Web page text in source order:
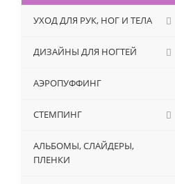
УХОД ДЛЯ РУК, НОГ И ТЕЛА
ДИЗАЙНЫ ДЛЯ НОГТЕЙ
АЭРОПУФФИНГ
СТЕМПИНГ
АЛЬБОМЫ, СЛАЙДЕРЫ,
ПЛЕНКИ